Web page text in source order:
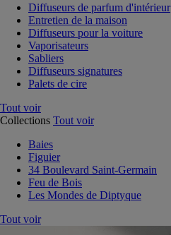
Diffuseurs de parfum d'intérieur
Entretien de la maison
Diffuseurs pour la voiture
Vaporisateurs
Sabliers
Diffuseurs signatures
Palets de cire
Tout voir
Collections Tout voir
Baies
Figuier
34 Boulevard Saint-Germain
Feu de Bois
Les Mondes de Diptyque
Tout voir